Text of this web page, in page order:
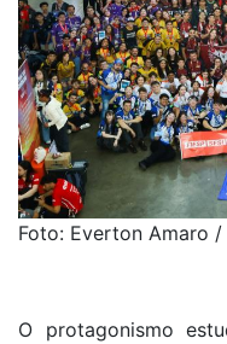
Foto: Everton Amaro /
O protagonismo